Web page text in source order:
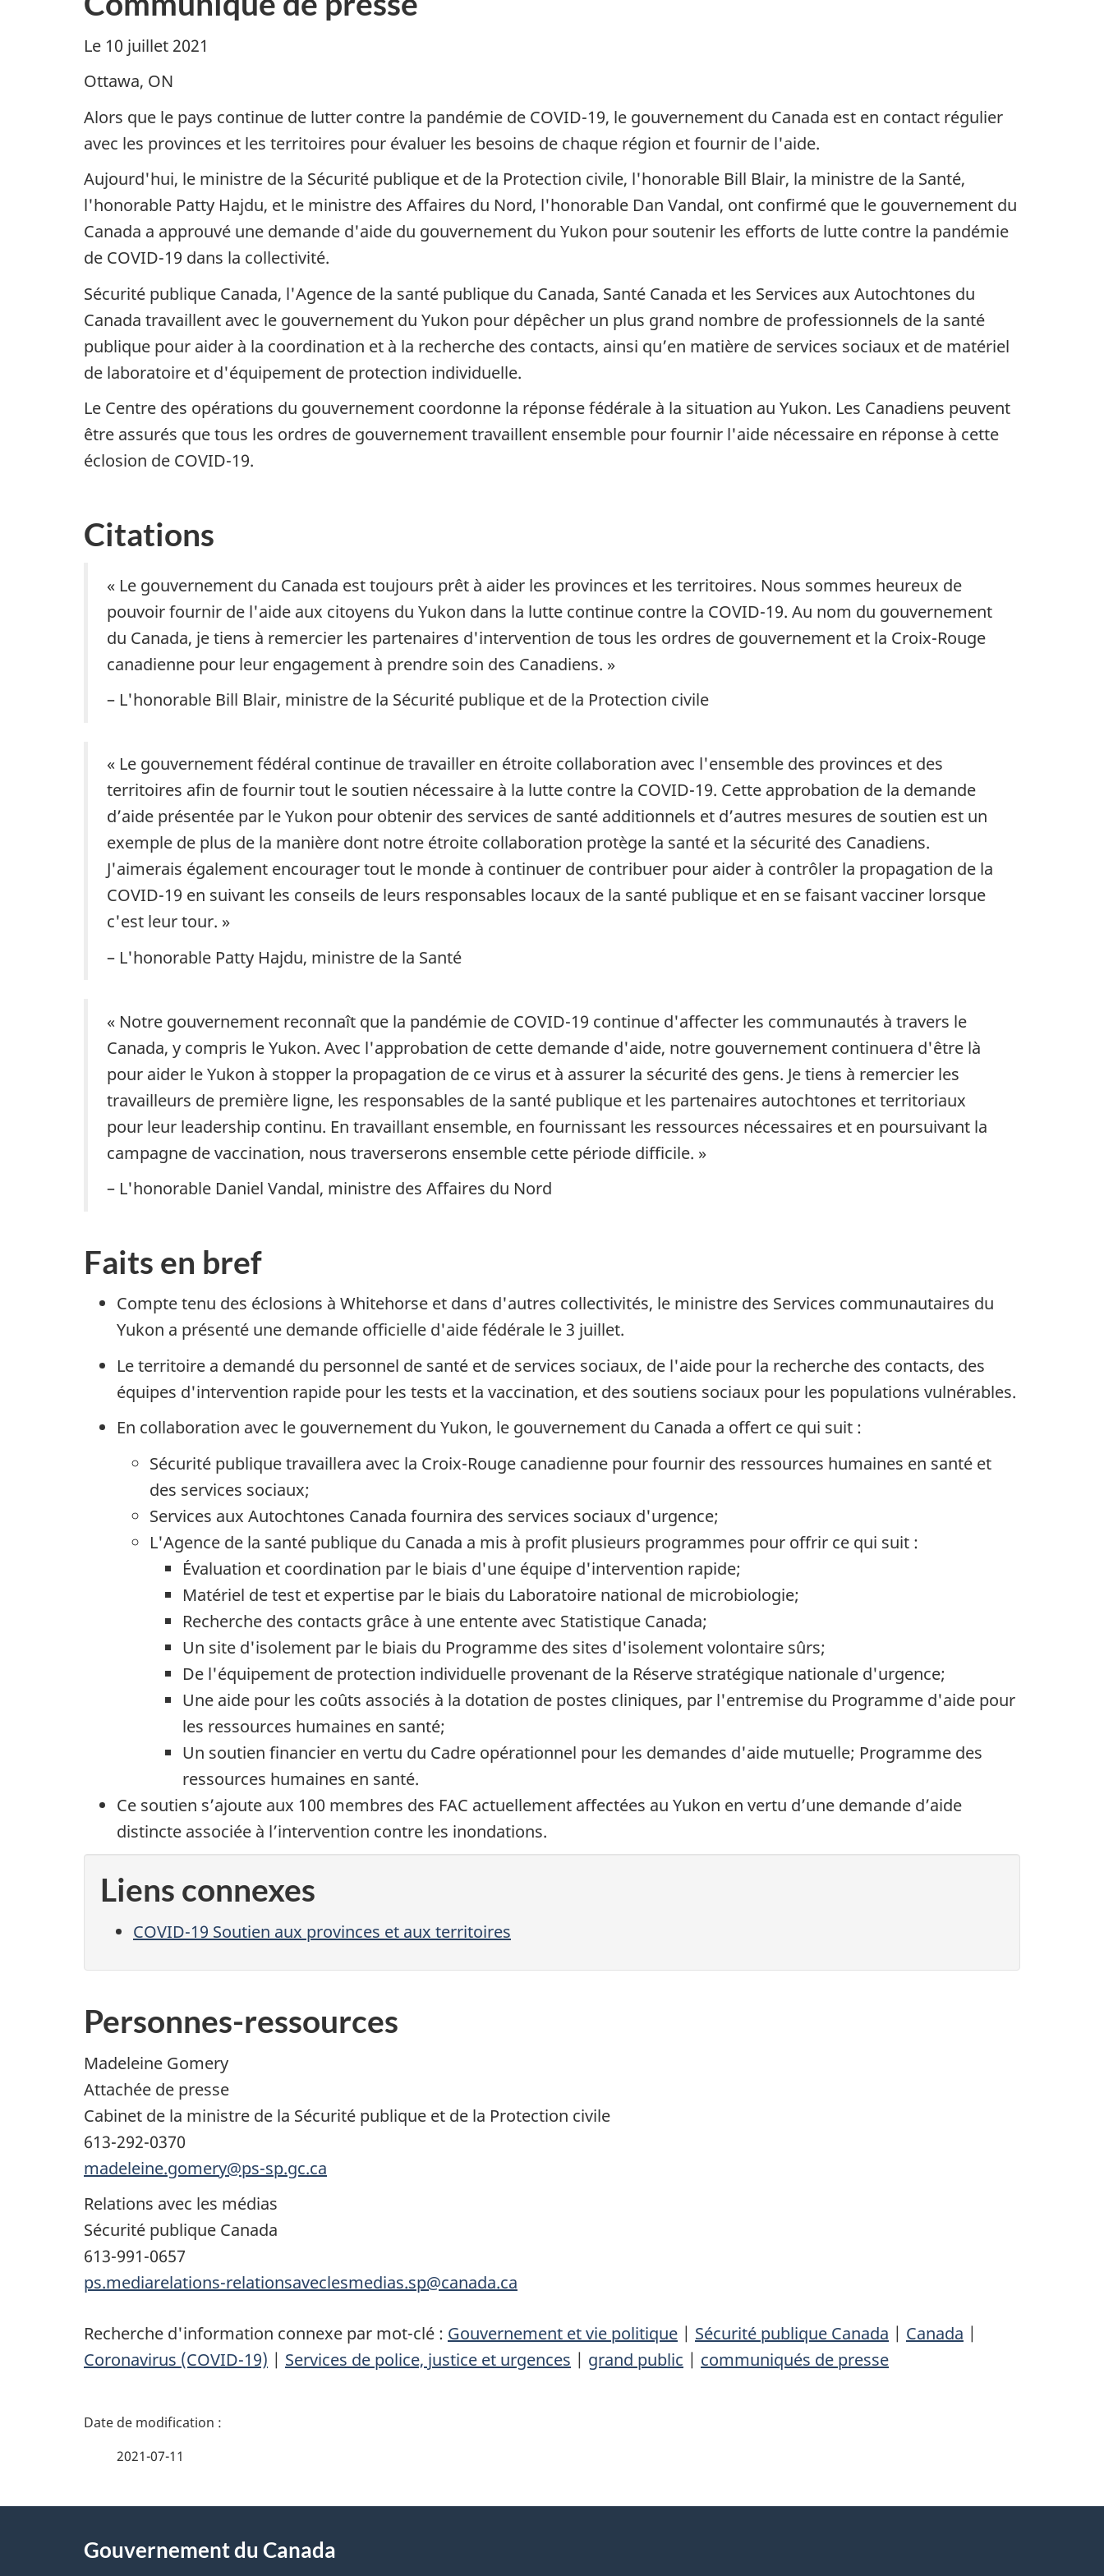
Le 10 juillet 2021
Ottawa, ON
Alors que le pays continue de lutter contre la pandémie de COVID-19, le gouvernement du Canada est en contact régulier
avec les provinces et les territoires pour évaluer les besoins de chaque région et fournir de l'aide.
Aujourd'hui, le ministre de la Sécurité publique et de la Protection civile, l'honorable Bill Blair, la ministre de la Santé,
l'honorable Patty Hajdu, et le ministre des Affaires du Nord, l'honorable Dan Vandal, ont confirmé que le gouvernement du
Canada a approuvé une demande d'aide du gouvernement du Yukon pour soutenir les efforts de lutte contre la pandémie
de COVID-19 dans la collectivité.
Sécurité publique Canada, l'Agence de la santé publique du Canada, Santé Canada et les Services aux Autochtones du
Canada travaillent avec le gouvernement du Yukon pour dépêcher un plus grand nombre de professionnels de la santé
publique pour aider à la coordination et à la recherche des contacts, ainsi qu’en matière de services sociaux et de matériel
de laboratoire et d'équipement de protection individuelle.
Le Centre des opérations du gouvernement coordonne la réponse fédérale à la situation au Yukon. Les Canadiens peuvent
être assurés que tous les ordres de gouvernement travaillent ensemble pour fournir l'aide nécessaire en réponse à cette
éclosion de COVID-19.
Citations
« Le gouvernement du Canada est toujours prêt à aider les provinces et les territoires. Nous sommes heureux de
pouvoir fournir de l'aide aux citoyens du Yukon dans la lutte continue contre la COVID-19. Au nom du gouvernement
du Canada, je tiens à remercier les partenaires d'intervention de tous les ordres de gouvernement et la Croix-Rouge
canadienne pour leur engagement à prendre soin des Canadiens. »
– L'honorable Bill Blair, ministre de la Sécurité publique et de la Protection civile
« Le gouvernement fédéral continue de travailler en étroite collaboration avec l'ensemble des provinces et des
territoires afin de fournir tout le soutien nécessaire à la lutte contre la COVID-19. Cette approbation de la demande
d’aide présentée par le Yukon pour obtenir des services de santé additionnels et d’autres mesures de soutien est un
exemple de plus de la manière dont notre étroite collaboration protège la santé et la sécurité des Canadiens.
J'aimerais également encourager tout le monde à continuer de contribuer pour aider à contrôler la propagation de la
COVID-19 en suivant les conseils de leurs responsables locaux de la santé publique et en se faisant vacciner lorsque
c'est leur tour. »
– L'honorable Patty Hajdu, ministre de la Santé
« Notre gouvernement reconnaît que la pandémie de COVID-19 continue d'affecter les communautés à travers le
Canada, y compris le Yukon. Avec l'approbation de cette demande d'aide, notre gouvernement continuera d'être là
pour aider le Yukon à stopper la propagation de ce virus et à assurer la sécurité des gens. Je tiens à remercier les
travailleurs de première ligne, les responsables de la santé publique et les partenaires autochtones et territoriaux
pour leur leadership continu. En travaillant ensemble, en fournissant les ressources nécessaires et en poursuivant la
campagne de vaccination, nous traverserons ensemble cette période difficile. »
– L'honorable Daniel Vandal, ministre des Affaires du Nord
Faits en bref
Compte tenu des éclosions à Whitehorse et dans d'autres collectivités, le ministre des Services communautaires du
Yukon a présenté une demande officielle d'aide fédérale le 3 juillet.
Le territoire a demandé du personnel de santé et de services sociaux, de l'aide pour la recherche des contacts, des
équipes d'intervention rapide pour les tests et la vaccination, et des soutiens sociaux pour les populations vulnérables.
En collaboration avec le gouvernement du Yukon, le gouvernement du Canada a offert ce qui suit :
Sécurité publique travaillera avec la Croix-Rouge canadienne pour fournir des ressources humaines en santé et
des services sociaux;
Services aux Autochtones Canada fournira des services sociaux d'urgence;
L'Agence de la santé publique du Canada a mis à profit plusieurs programmes pour offrir ce qui suit :
Évaluation et coordination par le biais d'une équipe d'intervention rapide;
Matériel de test et expertise par le biais du Laboratoire national de microbiologie;
Recherche des contacts grâce à une entente avec Statistique Canada;
Un site d'isolement par le biais du Programme des sites d'isolement volontaire sûrs;
De l'équipement de protection individuelle provenant de la Réserve stratégique nationale d'urgence;
Une aide pour les coûts associés à la dotation de postes cliniques, par l'entremise du Programme d'aide pour
les ressources humaines en santé;
Un soutien financier en vertu du Cadre opérationnel pour les demandes d'aide mutuelle; Programme des
ressources humaines en santé.
Ce soutien s’ajoute aux 100 membres des FAC actuellement affectées au Yukon en vertu d’une demande d’aide
distincte associée à l’intervention contre les inondations.
Liens connexes
COVID-19 Soutien aux provinces et aux territoires
Personnes-ressources
Madeleine Gomery
Attachée de presse
Cabinet de la ministre de la Sécurité publique et de la Protection civile
613-292-0370
madeleine.gomery@ps-sp.gc.ca
Relations avec les médias
Sécurité publique Canada
613-991-0657
ps.mediarelations-relationsaveclesmedias.sp@canada.ca
Recherche d'information connexe par mot-clé : Gouvernement et vie politique | Sécurité publique Canada | Canada |
Coronavirus (COVID-19) | Services de police, justice et urgences | grand public | communiqués de presse
D
a
2021-07-11
proposGouvernement du Canada